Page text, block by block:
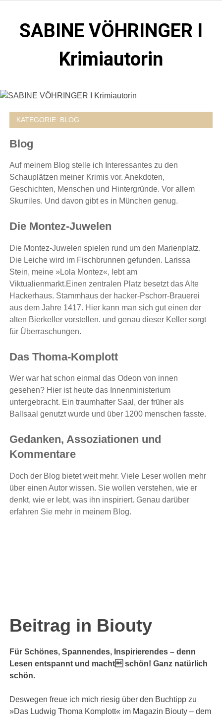
springenSABINE VÖHRINGER I
Krimiautorin
Vordergrund steht. Spielen zentral in der Münchner Altstadt.
KATEGORIE: BLOG
Blog
Auf meinem Blog stelle ich Interessantes zu den
Schauplätzen meiner Krimis vor. Anekdoten,
Geschichten, Menschen und Hintergründe. Vor allem
Skurriles. Und davon gibt es in München genug.
Die Montez-Juwelen
Die Montez-Juwelen spielen rund um den Marienplatz.
Die Leiche wird im Fischbrunnen gefunden. Larissa
Stein, meine »Lola Montez«, lebt am
Viktualienmarkt.Einen zentralen Platz besetzt das Alte
Hackerhaus. Stammhaus der hacker-Pschorr-Brauerei
aus dem Jahre 1417. Hier kann man sich gut einen der
alten Bierkeller vorstellen. und genau dieser Keller sorgt
für Überraschungen.
Das Thoma-Komplott
Wer war hat schon einmal das Odeon von innen
gesehen? Hier ist heute das Innenministerium
untergebracht. Ein traumhafter Saal, der früher als
Ballsaal genutzt wurde und über 1200 menschen fasste.
Gedanken, Assoziationen und
Kommentare
Doch der Blog bietet weit mehr. Viele Leser wollen mehr
über einen Autor wissen. Sie wollen verstehen, wie er
denkt, wie er lebt, was ihn inspiriert. Genau darüber
erfahren Sie mehr in meinem Blog.
Beitrag in Biouty
Für Schönes, Spannendes, Inspirierendes – denn
Lesen entspannt und macht schön! Ganz natürlich
schön.
Deswegen freue ich mich riesig über den Buchtipp zu
»Das Ludwig Thoma Komplott« im Magazin Biouty – dem